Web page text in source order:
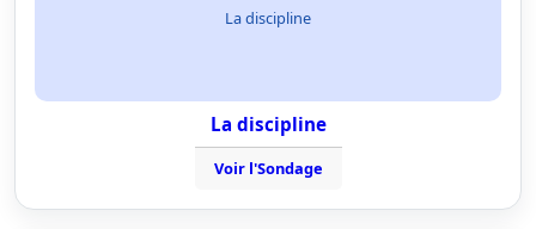
La discipline
La discipline
Voir l'Sondage